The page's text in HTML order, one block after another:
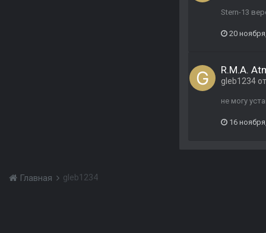
Stern-13
20
R.M.A.
gleb1234
не могу
16
Главная gleb1234